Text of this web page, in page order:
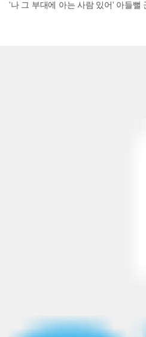
'나 그 부대에 아는 사람 있어' 아들뻘